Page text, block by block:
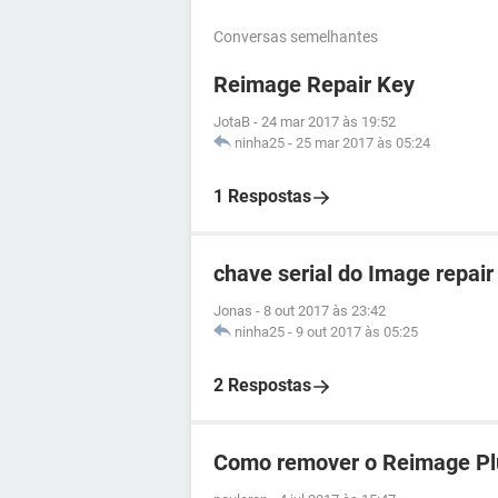
Conversas semelhantes
Reimage Repair Key
JotaB - 24 mar 2017 às 19:52
ninha25 - 25 mar 2017 às 05:24
1 Respostas
chave serial do Image repair
Jonas - 8 out 2017 às 23:42
ninha25 - 9 out 2017 às 05:25
2 Respostas
Como remover o Reimage